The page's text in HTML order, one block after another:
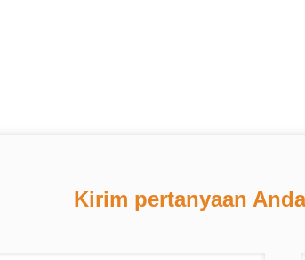
Kirim pertanyaan